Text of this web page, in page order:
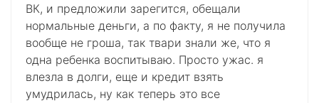
ВК, и предложили зарегится, обещали
нормальные деньги, а по факту, я не получила
вообще не гроша, так твари знали же, что я
одна ребенка воспитываю. Просто ужас. я
влезла в долги, еще и кредит взять
умудрилась, ну как теперь это все